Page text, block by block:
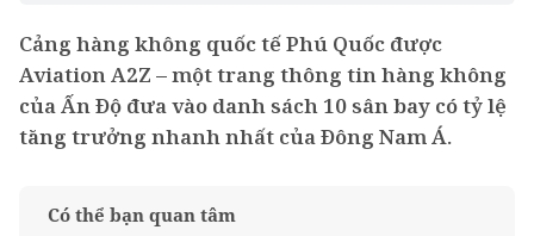
Cảng hàng không quốc tế Phú Quốc được
Aviation A2Z – một trang thông tin hàng không
của Ấn Độ đưa vào danh sách 10 sân bay có tỷ lệ
tăng trưởng nhanh nhất của Đông Nam Á.
Có thể bạn quan tâm